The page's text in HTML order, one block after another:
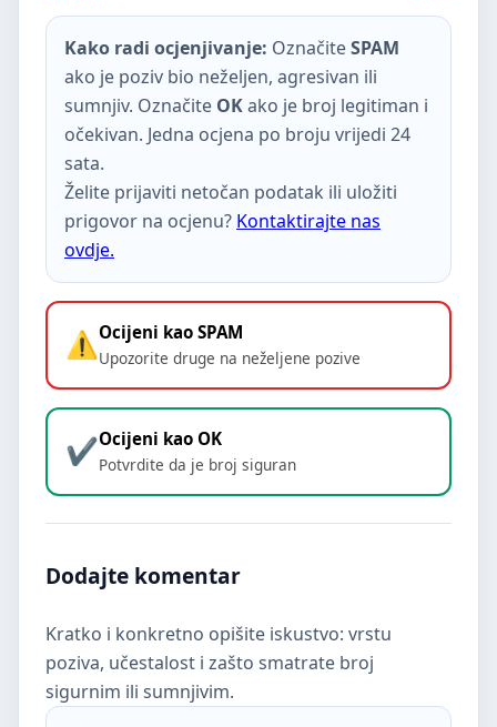
Kako radi ocjenjivanje: OznačiteSPAM
ako je poziv bio neželjen, agresivan ili
sumnjiv. Označite OKako je broj legitiman i
očekivan. Jedna ocjena po broju vrijedi 24
sata.
Želite prijaviti netočan podatak ili uložiti
prigovor na ocjenu? Kontaktirajte nas
ovdje.
Ocijeni kao SPAM
Upozorite druge na neželjene pozive
Ocijeni kao OK
Potvrdite da je broj siguran
Dodajte komentar
Kratko i konkretno opišite iskustvo: vrstu
poziva, učestalost i zašto smatrate broj
sigurnim ili sumnjivim.